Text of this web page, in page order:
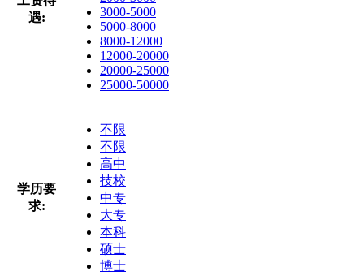
遇:
3000-5000
5000-8000
8000-12000
12000-20000
20000-25000
25000-50000
学历要
求:
不限
不限
高中
技校
中专
大专
本科
硕士
博士